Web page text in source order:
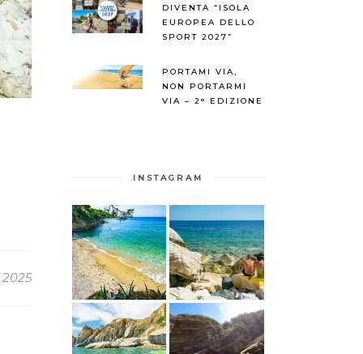
DIVENTA “ISOLA
EUROPEA DELLO
SPORT 2027”
PORTAMI VIA,
NON PORTARMI
VIA – 2° EDIZIONE
INSTAGRAM